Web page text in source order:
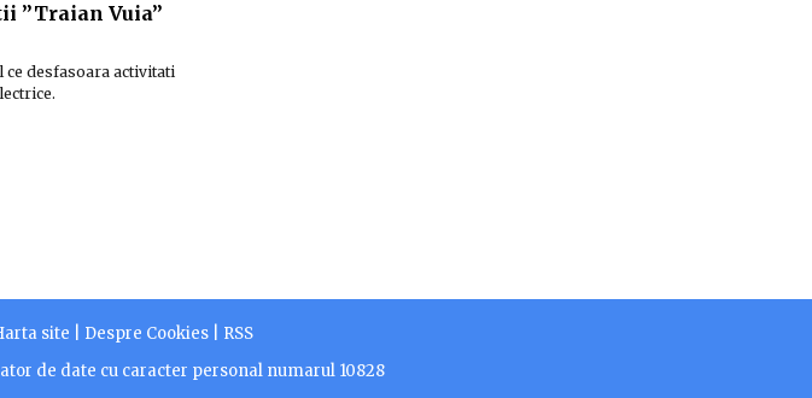
”Traian Vuia”
ce desfasoara activitati
site Despre Cookies
RSS
de date cu caracter personal numarul 10828